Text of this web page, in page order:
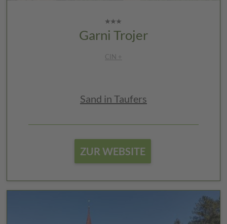
Garni Trojer
CIN +
Sand in Taufers
ZUR WEBSITE